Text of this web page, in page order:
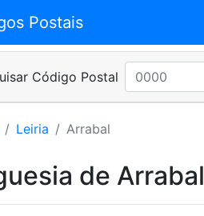
Postais
Código Postal
Leiria Arrabal
de Arrabal